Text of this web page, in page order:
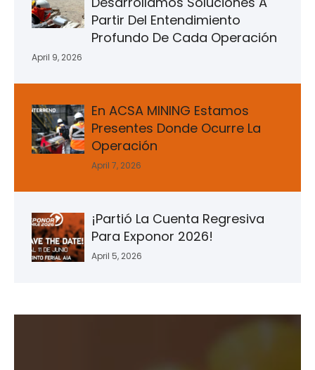
Partir Del Entendimiento
Profundo De Cada Operación
April 9, 2026
En ACSA MINING Estamos
Presentes Donde Ocurre La
Operación
April 7, 2026
¡Partió La Cuenta Regresiva
Para Exponor 2026!
April 5, 2026